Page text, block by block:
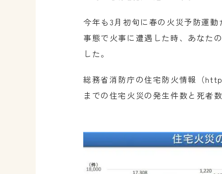
今年も3月初旬に春の火災予防運
事態で火事に遭遇した時、あなた
した。
総務省消防庁の住宅防火情報（
までの住宅火災の発生件数と死者